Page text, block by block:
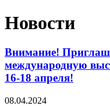
Новости
Внимание!
международную
16-18 апреля!
08.04.2024